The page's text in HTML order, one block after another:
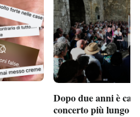
Dopo due anni è
concerto più lungo